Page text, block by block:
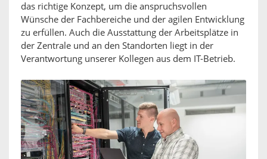
das richtige Konzept, um die anspruchsvollen
Wünsche der Fachbereiche und der agilen Entwicklung
zu erfüllen. Auch die Ausstattung der Arbeitsplätze in
der Zentrale und an den Standorten liegt in der
Verantwortung unserer Kollegen aus dem IT-Betrieb.